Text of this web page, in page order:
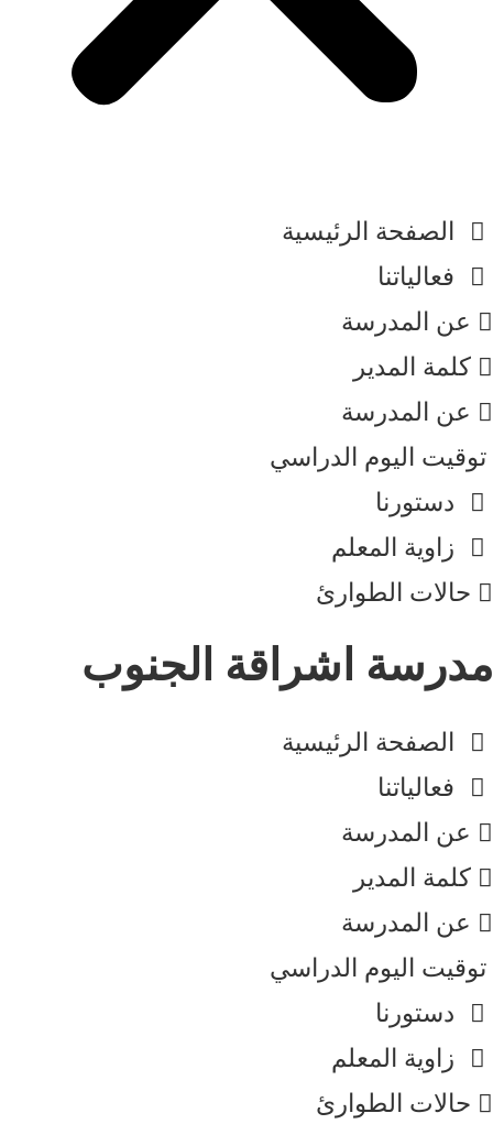
الصفحة الرئيسية
فعالياتنا
عن المدرسة
كلمة المدير​
عن المدرسة
توقيت اليوم الدراسي
دستورنا
زاوية المعلم
حالات الطوارئ
مدرسة اشراقة الجنوب
الصفحة الرئيسية
فعالياتنا
عن المدرسة
كلمة المدير​
عن المدرسة
توقيت اليوم الدراسي
دستورنا
زاوية المعلم
حالات الطوارئ